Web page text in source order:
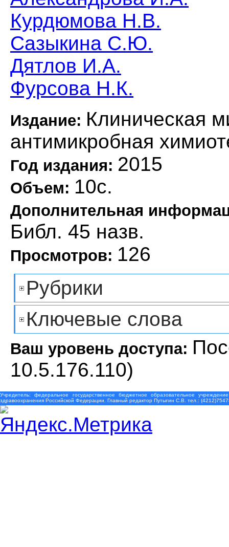
Курдюмова Н.В.
Сазыкина С.Ю.
Дятлов И.А.
Фурсова Н.К.
Издание: Клиническая
антимикробная
Год издания: 2015
Объем: 10с.
Дополнительная
Библ. 45 назв.
Просмотров: 126
Рубрики
Ключевые слова
Ваш уровень доступа:
10.5.176.110)
Учредитель: федеральное государственное бюджетное образовательное
здравоохранения Российской Федерации. Главный редактор Путыгин С.В. тел.: